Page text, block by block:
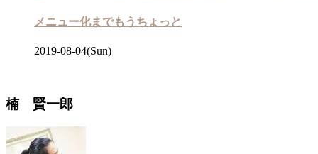
メニュー化までもうちょっと
2019-08-04(Sun)
楠 賢一郎